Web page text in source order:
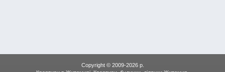
Copyright © 2009-2026 р.